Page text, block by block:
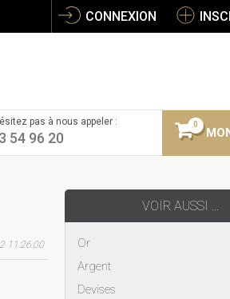
CONNEXION
pas à nous appeler :
54 96 20
0
11:26:00
VOIR AUSSI ...
Or
Argent
Devises